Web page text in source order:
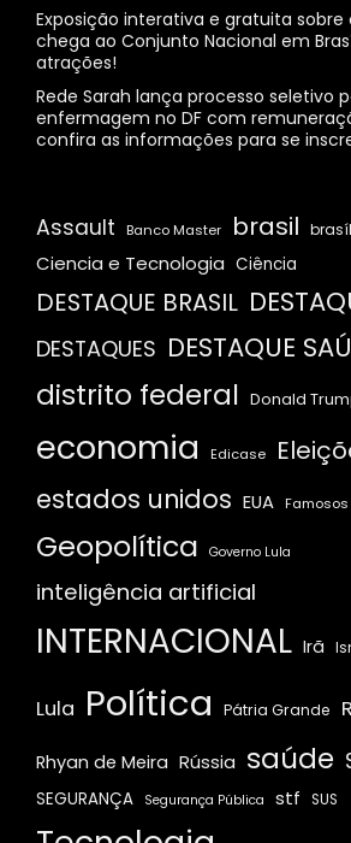
Exposição interativa e gratuita
chega ao Conjunto Nacional em
atrações!
Rede Sarah lança processo seletivo
enfermagem no DF com
confira as informações para se
Assault Banco Master brasil
Ciencia e Tecnologia Ciência
DESTAQUE BRASIL
DESTAQUES DESTAQUE
distrito federal Donald
economia Edicase
estados unidos EUA Famosos
Geopolítica Governo Lula
inteligência artificial
INTERNACIONAL Irã
Lula Política Pátria Grande
Rhyan de Meira Rússia saúde
SEGURANÇA Segurança Pública stf SUS